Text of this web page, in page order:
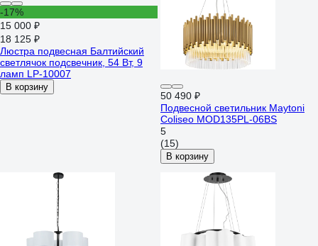
-17%
15 000 ₽
18 125 ₽
Люстра подвесная Балтийский
светлячок подсвечник, 54 Вт, 9
ламп LP-10007
В корзину
50 490 ₽
Подвесной светильник Maytoni
Coliseo MOD135PL-06BS
5
(15)
В корзину